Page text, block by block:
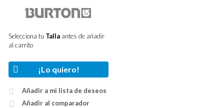
Selecciona tu Talla antes de añadir
al carrito
¡Lo quiero!
Añadir a mi lista de deseos
Añadir al comparador